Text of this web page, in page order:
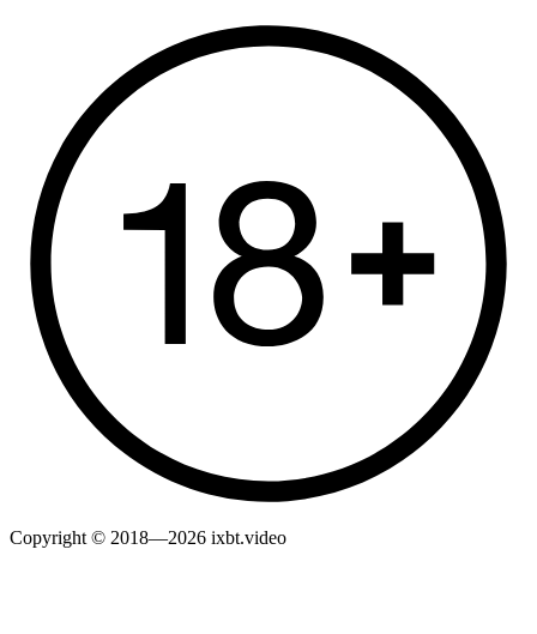
Copyright © 2018—2026 ixbt.video